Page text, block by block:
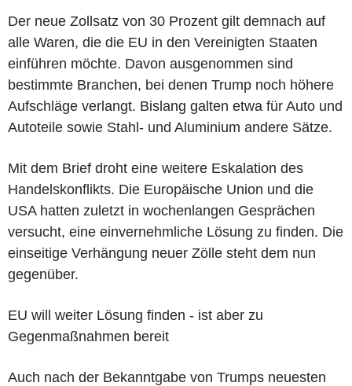
Der neue Zollsatz von 30 Prozent gilt demnach auf
alle Waren, die die EU in den Vereinigten Staaten
einführen möchte. Davon ausgenommen sind
bestimmte Branchen, bei denen Trump noch höhere
Aufschläge verlangt. Bislang galten etwa für Auto und
Autoteile sowie Stahl- und Aluminium andere Sätze.
Mit dem Brief droht eine weitere Eskalation des
Handelskonflikts. Die Europäische Union und die
USA hatten zuletzt in wochenlangen Gesprächen
versucht, eine einvernehmliche Lösung zu finden. Die
einseitige Verhängung neuer Zölle steht dem nun
gegenüber.
EU will weiter Lösung finden - ist aber zu
Gegenmaßnahmen bereit
Auch nach der Bekanntgabe von Trumps neuesten